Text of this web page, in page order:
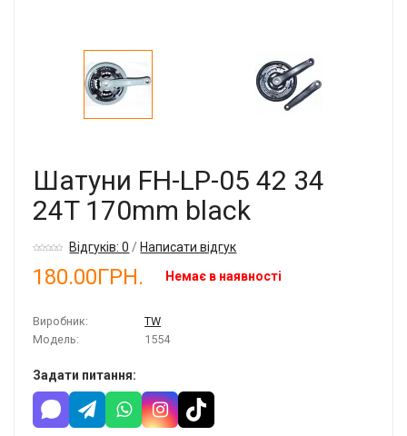
Шатуни FH-LP-05 42 34
24T 170mm black
Відгуків: 0 /Написати відгук
180.00ГРН. Немає в наявності
Виробник:
TW
Модель:
1554
Задати питання: